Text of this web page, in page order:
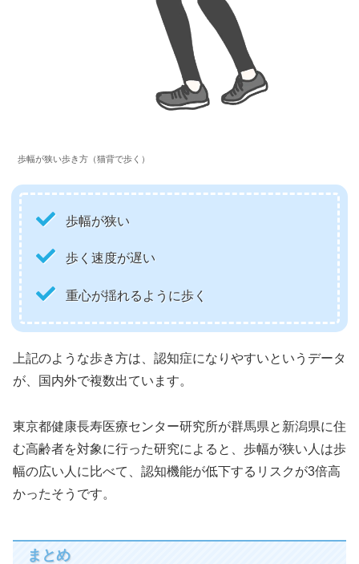
歩幅が狭い歩き方（猫背で歩く）
歩幅が狭い
歩く速度が遅い
重心が揺れるように歩く
上記のような歩き方は、認知症になりやすいというデータ
が、国内外で複数出ています。
東京都健康長寿医療センター研究所が群馬県と新潟県に住
む高齢者を対象に行った研究によると、歩幅が狭い人は歩
幅の広い人に比べて、認知機能が低下するリスクが3倍高
かったそうです。
まとめ